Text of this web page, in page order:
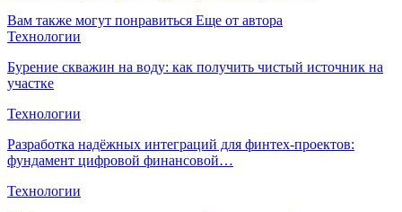
Вам также могут понравиться Еще от автора
Технологии
Бурение скважин на воду: как получить чистый источник на
участке
Технологии
Разработка надёжных интеграций для финтех-проектов:
фундамент цифровой финансовой…
Технологии